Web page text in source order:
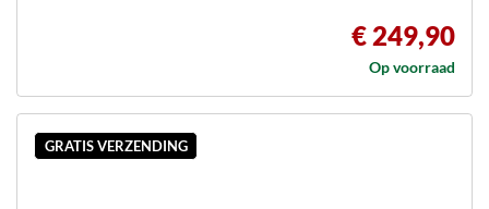
€ 249,90
Op voorraad
GRATIS VERZENDING